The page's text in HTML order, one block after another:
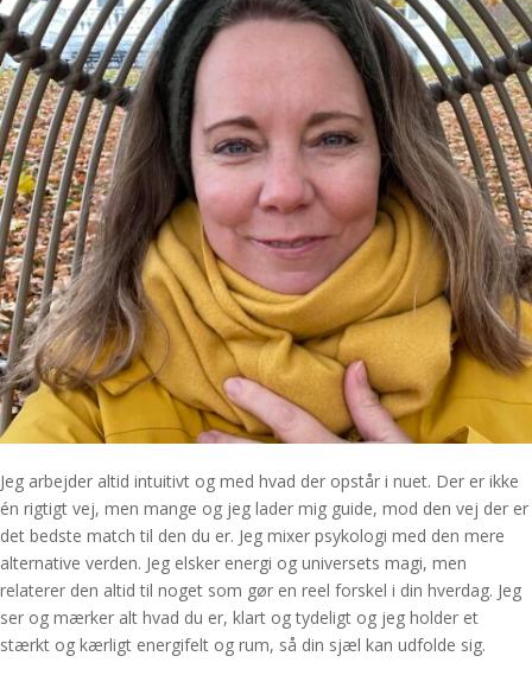
Jeg arbejder altid intuitivt og med hvad der opstår i nuet. Der er ikke
én rigtigt vej, men mange og jeg lader mig guide, mod den vej der er
det bedste match til den du er. Jeg mixer psykologi med den mere
alternative verden. Jeg elsker energi og universets magi, men
relaterer den altid til noget som gør en reel forskel i din hverdag. Jeg
ser og mærker alt hvad du er, klart og tydeligt og jeg holder et
stærkt og kærligt energifelt og rum, så din sjæl kan udfolde sig.